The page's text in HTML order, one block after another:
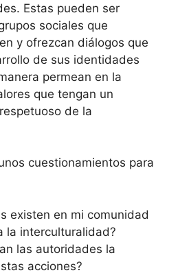
Estas pueden ser
sociales que
y ofrezcan diálogos que
de sus identidades
permean en la
que tengan un
de la
cuestionamientos para
existen en mi comunidad
la interculturalidad?
las autoridades la
acciones?